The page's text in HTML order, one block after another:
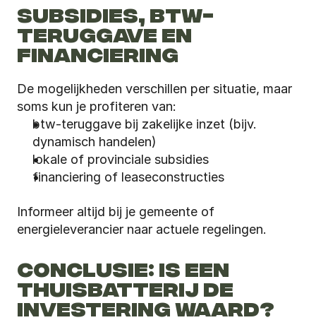
SUBSIDIES, BTW-
TERUGGAVE EN
FINANCIERING
De mogelijkheden verschillen per situatie, maar
soms kun je profiteren van:
btw-teruggave bij zakelijke inzet (bijv.
dynamisch handelen)
lokale of provinciale subsidies
financiering of leaseconstructies
Informeer altijd bij je gemeente of
energieleverancier naar actuele regelingen.
CONCLUSIE: IS EEN
THUISBATTERIJ DE
INVESTERING WAARD?